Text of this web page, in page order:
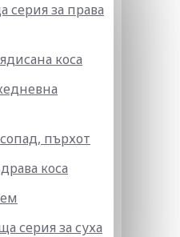
серия за права
коса
пърхот
коса
серия за суха